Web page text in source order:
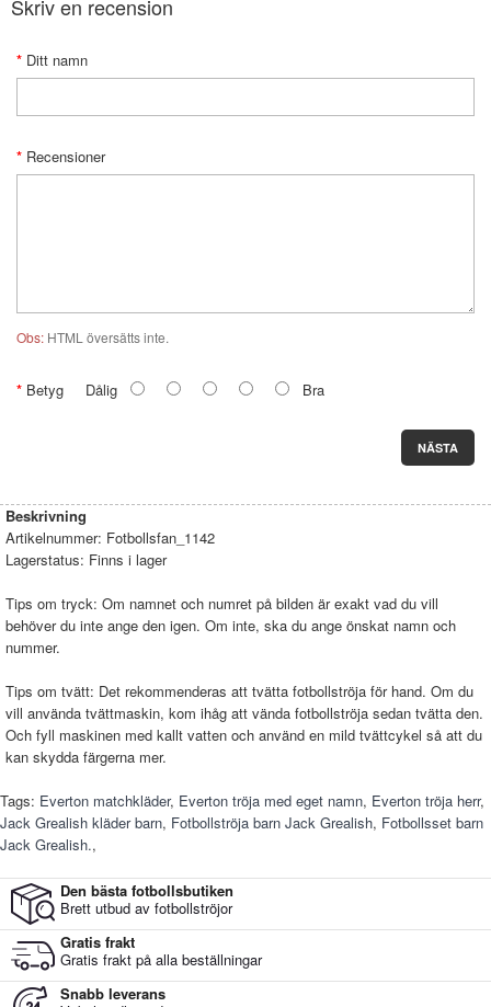
Skriv en recension
Ditt namn
Recensioner
Obs: HTML översätts inte.
Betyg Dålig Bra
NÄSTA
Beskrivning
Artikelnummer: Fotbollsfan_1142
Lagerstatus: Finns i lager
Tips om tryck: Om namnet och numret på bilden är exakt vad du vill
behöver du inte ange den igen. Om inte, ska du ange önskat namn och
nummer.
Tips om tvätt: Det rekommenderas att tvätta fotbollströja för hand. Om du
vill använda tvättmaskin, kom ihåg att vända fotbollströja sedan tvätta den.
Och fyll maskinen med kallt vatten och använd en mild tvättcykel så att du
kan skydda färgerna mer.
Tags: Everton matchkläder, Everton tröja med eget namn, Everton tröja herr,
Jack Grealish kläder barn, Fotbollströja barn Jack Grealish, Fotbollsset barn
Jack Grealish.,
Den bästa fotbollsbutiken
Brett utbud av fotbollströjor
Gratis frakt
Gratis frakt på alla beställningar
Snabb leverans